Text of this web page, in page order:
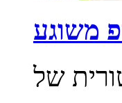
משוגע